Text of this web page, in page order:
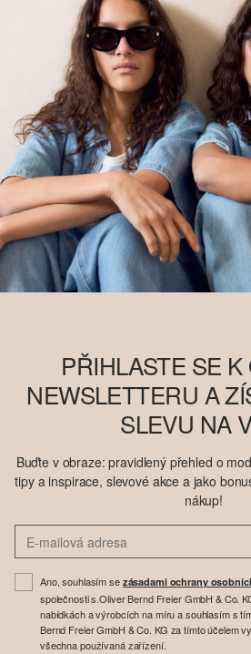
PŘIHLASTE SE
NEWSLETTERU A
SLEVU NA
Buďte v obraze: pravidlený přehled o
tipy a inspirace, slevové akce a jako
nákup!
Ano, souhlasím se zásadami ochrany
společnosti s.Oliver Bernd Freier GmbH & Co.
nabídkách a výrobcích na míru a souhlasím s
Bernd Freier GmbH & Co. KG za tímto účelem
všechna používaná zařízení.